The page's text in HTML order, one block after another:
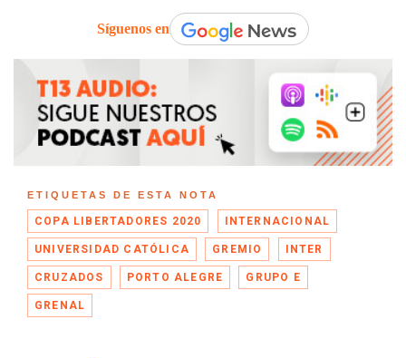
Síguenos en
ETIQUETAS DE ESTA NOTA
COPA LIBERTADORES 2020 INTERNACIONAL
UNIVERSIDAD CATÓLICA GREMIO INTER
CRUZADOS PORTO ALEGRE GRUPO E
GRENAL